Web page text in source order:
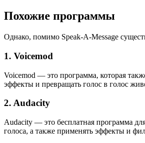
Похожие программы
Однако, помимо Speak-A-Message
1. Voicemod
Voicemod — это программа, которая
эффекты и превращать голос в голос
2. Audacity
Audacity — это бесплатная программа
голоса, а также применять эффекты и